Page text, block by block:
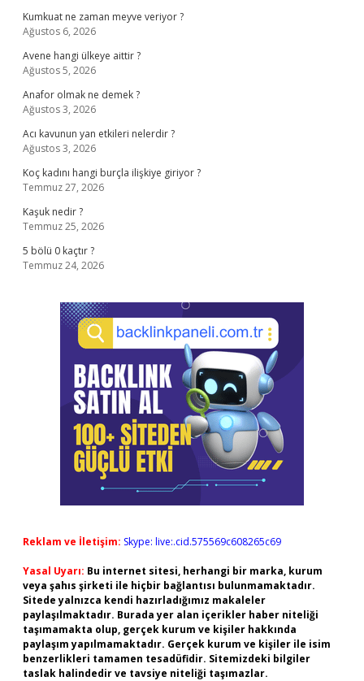
Kumkuat ne zaman meyve veriyor ?
Ağustos 6, 2026
Avene hangi ülkeye aittir ?
Ağustos 5, 2026
Anafor olmak ne demek ?
Ağustos 3, 2026
Acı kavunun yan etkileri nelerdir ?
Ağustos 3, 2026
Koç kadını hangi burçla ilişkiye giriyor ?
Temmuz 27, 2026
Kaşuk nedir ?
Temmuz 25, 2026
5 bölü 0 kaçtır ?
Temmuz 24, 2026
Reklam ve İletişim: Skype: live:.cid.575569c608265c69
Yasal Uyarı: Bu internet sitesi, herhangi bir marka, kurum
veya şahıs şirketi ile hiçbir bağlantısı bulunmamaktadır.
Sitede yalnızca kendi hazırladığımız makaleler
paylaşılmaktadır. Burada yer alan içerikler haber niteliği
taşımamakta olup, gerçek kurum ve kişiler hakkında
paylaşım yapılmamaktadır. Gerçek kurum ve kişiler ile isim
benzerlikleri tamamen tesadüfidir. Sitemizdeki bilgiler
taslak halindedir ve tavsiye niteliği taşımazlar.